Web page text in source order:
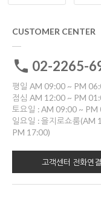
CUSTOMER CENTER
02-2265-
평일 AM 09:00 ~ PM
점심 AM 12:00 ~ PM
토요일 : AM 09:00 ~ PM
일요일 : 을지로쇼룸(AM
PM 17:00)
고객센터 전화연결